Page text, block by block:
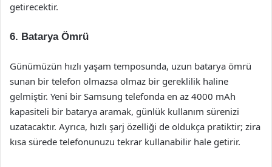
getirecektir.
6. Batarya Ömrü
Günümüzün hızlı yaşam temposunda, uzun batarya ömrü
sunan bir telefon olmazsa olmaz bir gereklilik haline
gelmiştir. Yeni bir Samsung telefonda en az 4000 mAh
kapasiteli bir batarya aramak, günlük kullanım sürenizi
uzatacaktır. Ayrıca, hızlı şarj özelliği de oldukça pratiktir; zira
kısa sürede telefonunuzu tekrar kullanabilir hale getirir.